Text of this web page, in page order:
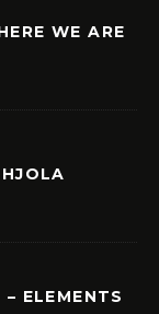
WE ARE
ELEMENTS